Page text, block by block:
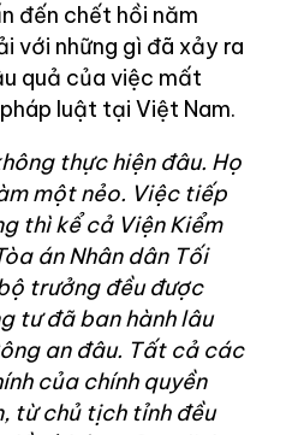
đến chết hồi năm
với những gì đã xảy ra
quả của việc mất
luật tại Việt Nam.
thực hiện đâu. Họ
một nẻo. Việc tiếp
thì kể cả Viện Kiểm
án Nhân dân Tối
trưởng đều được
tư đã ban hành lâu
an đâu. Tất cả các
của chính quyền
từ chủ tịch tỉnh đều